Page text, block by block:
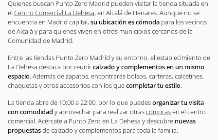
Quienes buscan Punto Zero Madrid pueden visitar la tienda situada en
el Centro Comercial La Dehesa, en Alcalá de Henares. Aunque no se
encuentra en Madrid capital, su ubicación es cómoda para los vecinos
de Alcalá y para quienes viven en otros municipios cercanos de la
Comunidad de Madrid.
Entre las tiendas Punto Zero Madrid y su entorno, el establecimiento de
La Dehesa destaca por reunircalzado y complementos en un mismo
espacio . Además de zapatos, encontrarás bolsos, carteras, calcetines,
chaquetas y otros accesorios con los quecompletar tu estilo
La tienda abre de 10:00 a 22:00, por lo que puedesorganizar tu visita
con comodidad y aprovechar para realizar otrascomprasen el centro
comercial. Acércate a Punto Zero en La Dehesa y descubre nuevas
propuestasde calzado y complementos para toda la familia.